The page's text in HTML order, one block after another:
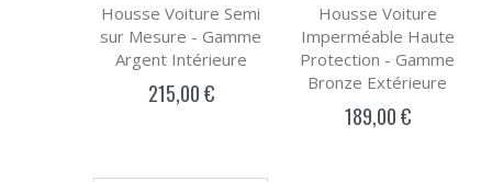
Housse Voiture Semi
sur Mesure - Gamme
Argent Intérieure
215,00 €
Housse Voiture
Imperméable Haute
Protection - Gamme
Bronze Extérieure
189,00 €